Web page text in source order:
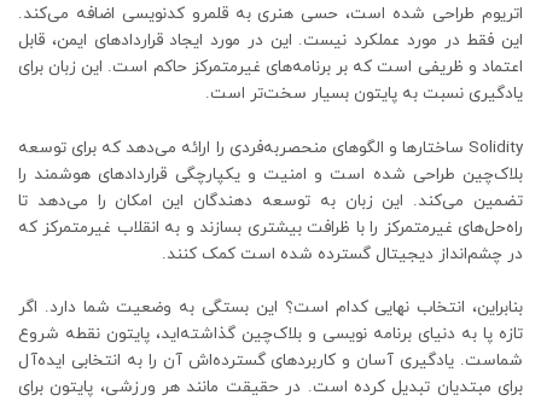
اتریوم طراحی شده است، حسی هنری به قلمرو کدنویسی اضافه می‌کند.
این فقط در مورد عملکرد نیست. این در مورد ایجاد قراردادهای ایمن، قابل
اعتماد و ظریفی است که بر برنامه‌های غیرمتمرکز حاکم است. این زبان برای
یادگیری نسبت به پایتون بسیار سخت‌تر است.
Solidity ساختارها و الگوهای منحصربه‌فردی را ارائه می‌دهد که برای توسعه
بلاک‌چین طراحی شده است و امنیت و یکپارچگی قراردادهای هوشمند را
تضمین می‌کند. این زبان به توسعه دهندگان این امکان را می‌دهد تا
راه‌حل‌های غیرمتمرکز را با ظرافت بیشتری بسازند و به انقلاب غیرمتمرکز که
در چشم‌انداز دیجیتال گسترده شده است کمک کنند.
بنابراین، انتخاب نهایی کدام است؟ این بستگی به وضعیت شما دارد. اگر
تازه پا به دنیای برنامه نویسی و بلاک‌چین گذاشته‌اید، پایتون نقطه شروع
شماست. یادگیری آسان و کاربردهای گسترده‌اش آن را به انتخابی ایده‌آل
برای مبتدیان تبدیل کرده است. در حقیقت مانند هر ورزشی، پایتون برای